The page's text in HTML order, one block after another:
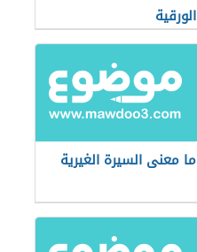
الورقية
ما معنى السيرة الغيرية